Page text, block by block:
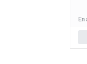
En